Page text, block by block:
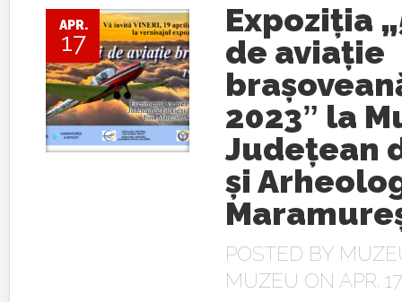
APR.
17
Expoziția
de aviație
2023ˮ la
Județean
și
POSTED BY
MUZEU ON APR.